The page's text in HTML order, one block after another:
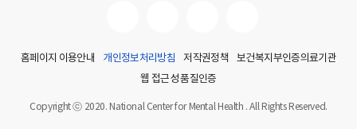
홈페이지 이용안내 개인정보처리방침 저작권정책
보건복지부인증의료기관
웹 접근성 품질인증
Copyright ⓒ 2020. National Center for Mental Health . All Rights Reserved.